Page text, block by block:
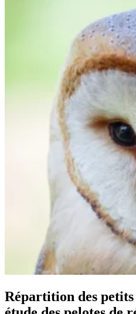
Répartition des